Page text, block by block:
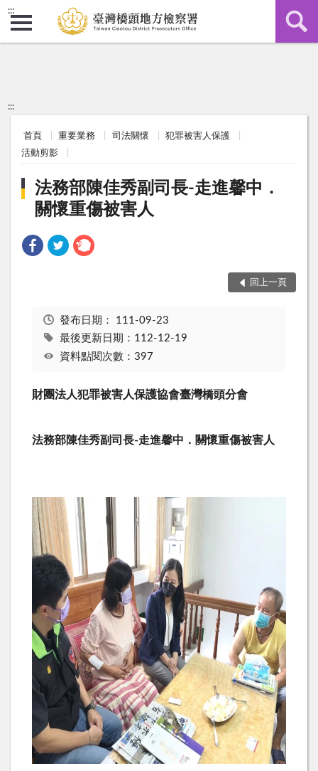
:::
:::
首頁 重要業務 司法關懷
犯罪被害人保護
活動剪影
法務部陳佳秀副司長-走進馨中．
關懷重傷被害人
回上一頁
發布日期： 111-09-23
最後更新日期：112-12-19
資料點閱次數：397
財團法人犯罪被害人保護協會臺灣橋頭分會
法務部陳佳秀副司長-走進馨中．關懷重傷被害人